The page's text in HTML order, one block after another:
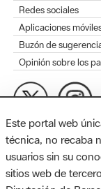
Redes sociales
Aplicaciones
Buzón de
Opinión sobre los
MAPA WEB AVISO LEGAL
Diputación de
08005 Barcelona.
Este portal web
técnica, no recaba
usuarios sin su
sitios web de